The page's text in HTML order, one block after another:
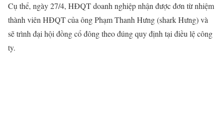
Cụ thể, ngày 27/4, HĐQT doanh nghiệp nhận được đơn từ nhiệm
thành viên HĐQT của ông Phạm Thanh Hưng (shark Hưng) và
sẽ trình đại hội đồng cổ đông theo đúng quy định tại điều lệ công
ty.